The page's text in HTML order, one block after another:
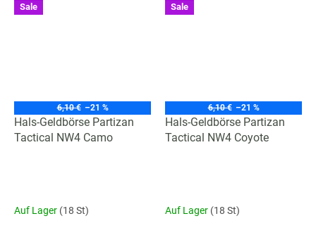
Sale
6,10 € –21 %
Hals-Geldbörse Partizan
Tactical NW4 Camo
Auf Lager (18 St)
Sale
6,10 € –21 %
Hals-Geldbörse Partizan
Tactical NW4 Coyote
Auf Lager (18 St)